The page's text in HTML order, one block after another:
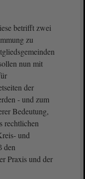
betrifft zwei
zu
nun mit
der
- und zum
Bedeutung,
rechtlichen
und
den
Praxis und der